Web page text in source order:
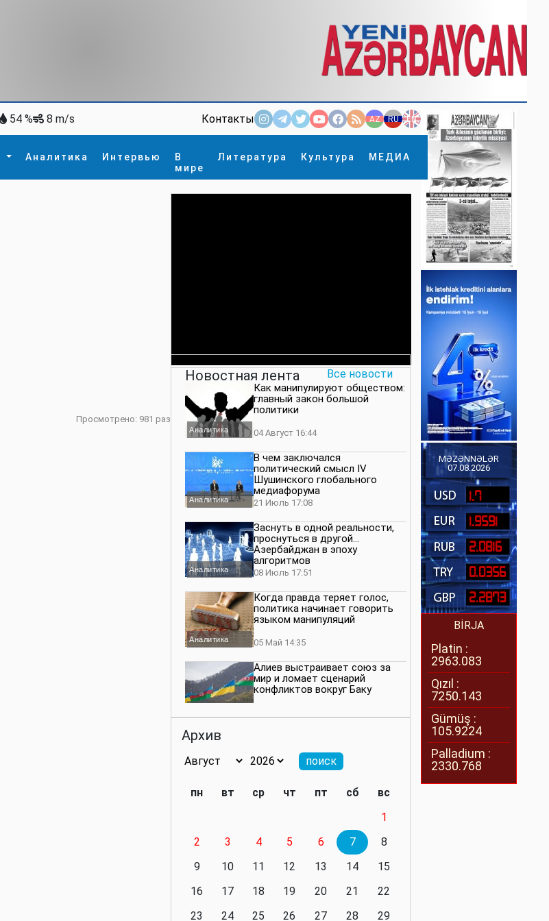
54 % 8 m/s Контакты AZ RU EN
Аналитика Интервью
В
мире
Литература Культура МЕДИА
×
Просмотрено: 981 раз
Новостная лента Все новости
Аналитика
Как манипулируют обществом:
главный закон большой
политики
04 Август 16:44
Аналитика
В чем заключался
политический смысл IV
Шушинского глобального
медиафорума
21 Июль 17:08
Аналитика
Заснуть в одной реальности,
проснуться в другой…
Азербайджан в эпоху
алгоритмов
08 Июль 17:51
Аналитика
Когда правда теряет голос,
политика начинает говорить
языком манипуляций
05 Май 14:35
Алиев выстраивает союз за
мир и ломает сценарий
конфликтов вокруг Баку
значимость региона
нейтралитета больше не будет
Политика
президенту приходится все
делать самому
Архив
пн вт ср чт пт сб
вс
1
2
3 4 5 6 7
8
9
10 11 12 13 14
15
16
17 18 19 20 21
22
23
24 25 26 27 28
29
MƏZƏNNƏLƏR
07.08.2026
1.7
1.9591
2.0816
0.0356
2.2873
BİRJA
Platin :
2963.083
Qızıl :
7250.143
Gümüş :
105.9224
Palladium :
2330.768